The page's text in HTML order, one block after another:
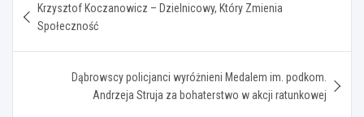
wpisu
Krzysztof Koczanowicz – Dzielnicowy, Który Zmienia
Społeczność
Dąbrowscy policjanci wyróżnieni Medalem im. podkom.
Andrzeja Struja za bohaterstwo w akcji ratunkowej